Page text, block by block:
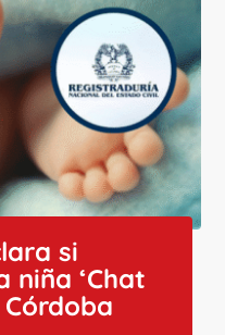
si
niña ‘Chat
Córdoba